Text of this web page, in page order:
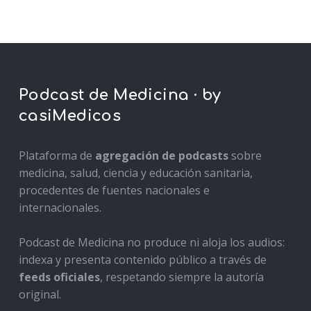
Podcast de Medicina · by
casiMedicos
Plataforma de agregación de podcastssobre
medicina, salud, ciencia y educación sanitaria,
procedentes de fuentes nacionales e
internacionales.
Podcast de Medicina no produce ni aloja los audios:
indexa y presenta contenido público a través de
feeds oficiales, respetando siempre la autoría
original.